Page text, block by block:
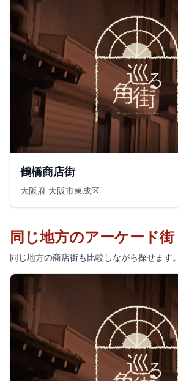
鶴橋商店街
大阪府 大阪市東成区
同じ地方のアーケード街
同じ地方の商店街も比較しながら探せます。